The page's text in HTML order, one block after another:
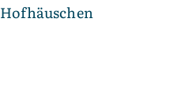
Hofhäuschen